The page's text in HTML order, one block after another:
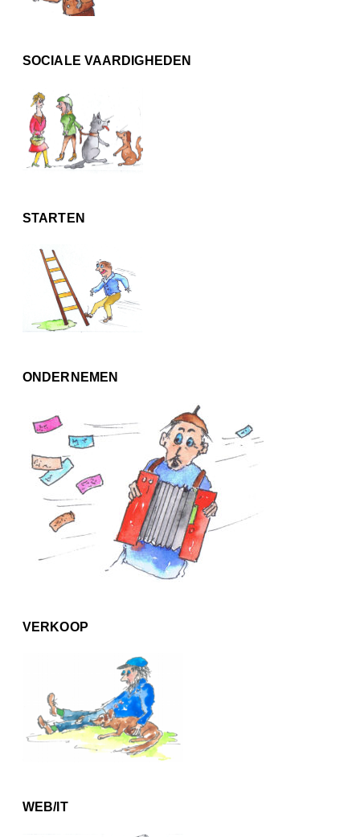
SOCIALE VAARDIGHEDEN
STARTEN
ONDERNEMEN
VERKOOP
WEB/IT